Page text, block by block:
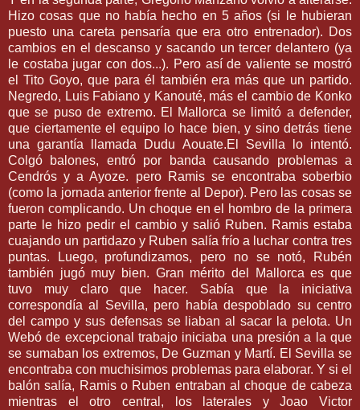
Hizo cosas que no había hecho en 5 años (si le hubieran
puesto una careta pensaría que era otro entrenador). Dos
cambios en el descanso y sacando un tercer delantero (ya
le costaba jugar con dos...). Pero así de valiente se mostró
el Tito Goyo, que para él también era más que un partido.
Negredo, Luis Fabiano y Kanouté, más el cambio de Konko
que se puso de extremo. El Mallorca se limitó a defender,
que ciertamente el equipo lo hace bien, y sino detrás tiene
una garantía llamada Dudu Aouate.El Sevilla lo intentó.
Colgó balones, entró por banda causando problemas a
Cendrós y a Ayoze. pero Ramis se encontraba soberbio
(como la jornada anterior frente al Depor). Pero las cosas se
fueron complicando. Un choque en el hombro de la primera
parte le hizo pedir el cambio y salió Ruben. Ramis estaba
cuajando un partidazo y Ruben salía frío a luchar contra tres
puntas. Luego, profundizamos, pero no se notó, Rubén
también jugó muy bien. Gran mérito del Mallorca es que
tuvo muy claro que hacer. Sabía que la iniciativa
correspondía al Sevilla, pero había despoblado su centro
del campo y sus defensas se liaban al sacar la pelota. Un
Webó de excepcional trabajo iniciaba una presión a la que
se sumaban los extremos, De Guzman y Martí. El Sevilla se
encontraba con muchisimos problemas para elaborar. Y si el
balón salía, Ramis o Ruben entraban al choque de cabeza
mientras el otro central, los laterales y Joao Victor